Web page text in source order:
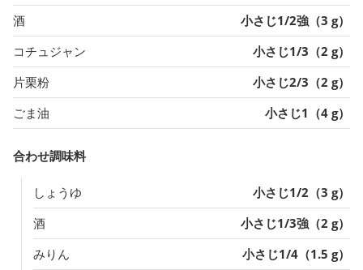
酒
小さじ1/2強（3 g）
コチュジャン
小さじ1/3（2 g）
片栗粉
小さじ2/3（2 g）
ごま油
小さじ1（4 g）
合わせ調味料
しょうゆ
小さじ1/2（3 g）
酒
小さじ1/3強（2 g）
みりん
小さじ1/4（1.5 g）